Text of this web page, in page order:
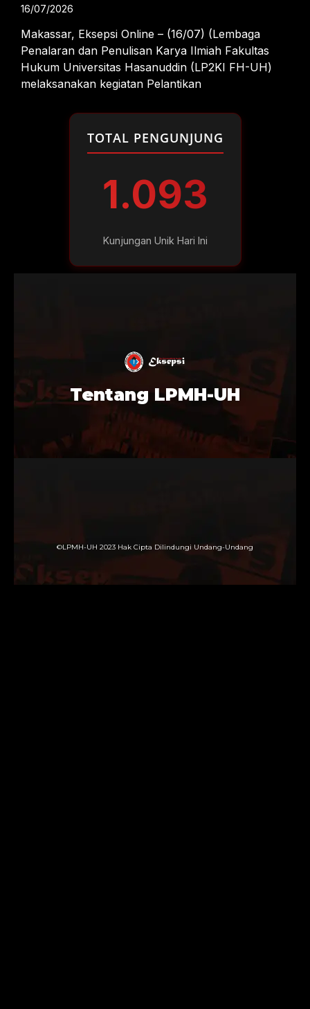
16/07/2026
Makassar, Eksepsi Online – (16/07) (Lembaga
Penalaran dan Penulisan Karya Ilmiah Fakultas
Hukum Universitas Hasanuddin (LP2KI FH-UH)
melaksanakan kegiatan Pelantikan
TOTAL PENGUNJUNG
1.093
Kunjungan Unik Hari Ini
Tentang LPMH-UH
©LPMH-UH 2023 Hak Cipta Dilindungi Undang-Undang